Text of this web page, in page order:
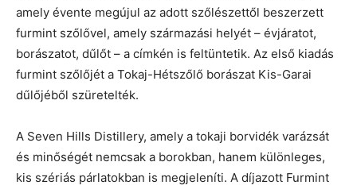
amely évente megújul az adott szőlészettől beszerzett
furmint szőlővel, amely származási helyét – évjáratot,
borászatot, dűlőt – a címkén is feltüntetik. Az első kiadás
furmint szőlőjét a Tokaj-Hétszőlő borászat Kis-Garai
dűlőjéből szüretelték.
A Seven Hills Distillery, amely a tokaji borvidék varázsát
és minőségét nemcsak a borokban, hanem különleges,
kis szériás párlatokban is megjeleníti. A díjazott Furmint